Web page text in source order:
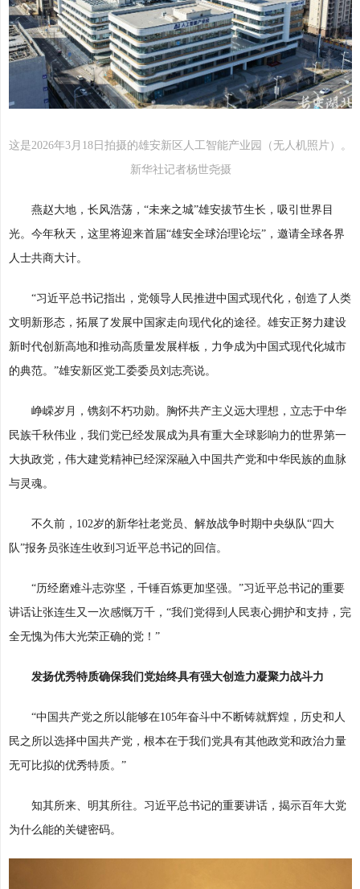
这是2026年3月18日拍摄的雄安新区人工智能产业园（无人机照片）。
新华社记者杨世尧摄
燕赵大地，长风浩荡，“未来之城”雄安拔节生长，吸引世界目
光。今年秋天，这里将迎来首届“雄安全球治理论坛”，邀请全球各界
人士共商大计。
“习近平总书记指出，党领导人民推进中国式现代化，创造了人类
文明新形态，拓展了发展中国家走向现代化的途径。雄安正努力建设
新时代创新高地和推动高质量发展样板，力争成为中国式现代化城市
的典范。”雄安新区党工委委员刘志亮说。
峥嵘岁月，镌刻不朽功勋。胸怀共产主义远大理想，立志于中华
民族千秋伟业，我们党已经发展成为具有重大全球影响力的世界第一
大执政党，伟大建党精神已经深深融入中国共产党和中华民族的血脉
与灵魂。
不久前，102岁的新华社老党员、解放战争时期中央纵队“四大
队”报务员张连生收到习近平总书记的回信。
“历经磨难斗志弥坚，千锤百炼更加坚强。”习近平总书记的重要
讲话让张连生又一次感慨万千，“我们党得到人民衷心拥护和支持，完
全无愧为伟大光荣正确的党！”
发扬优秀特质确保我们党始终具有强大创造力凝聚力战斗力
“中国共产党之所以能够在105年奋斗中不断铸就辉煌，历史和人
民之所以选择中国共产党，根本在于我们党具有其他政党和政治力量
无可比拟的优秀特质。”
知其所来、明其所往。习近平总书记的重要讲话，揭示百年大党
为什么能的关键密码。